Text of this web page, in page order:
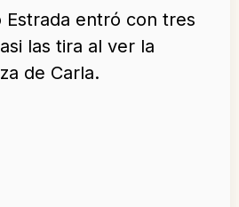
Estrada entró con tres
las tira al ver la
de Carla.